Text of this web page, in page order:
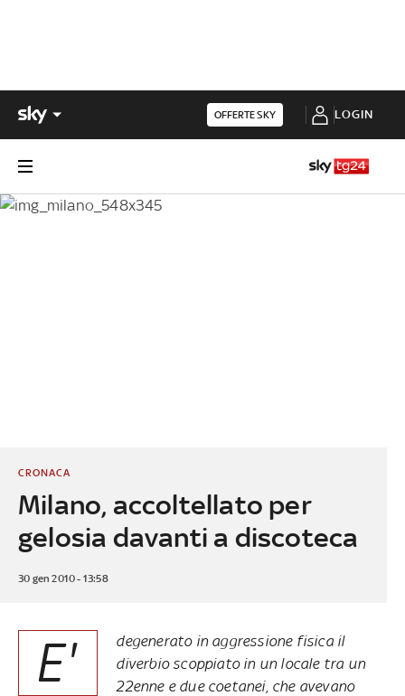
OFFERTE SKY LOGIN
Milano, accoltellato per
gelosia davanti a discoteca
CRONACA
30 gen 2010 - 13:58
E'
degenerato in aggressione fisica il
diverbio scoppiato in un locale tra un
22enne e due coetanei, che avevano